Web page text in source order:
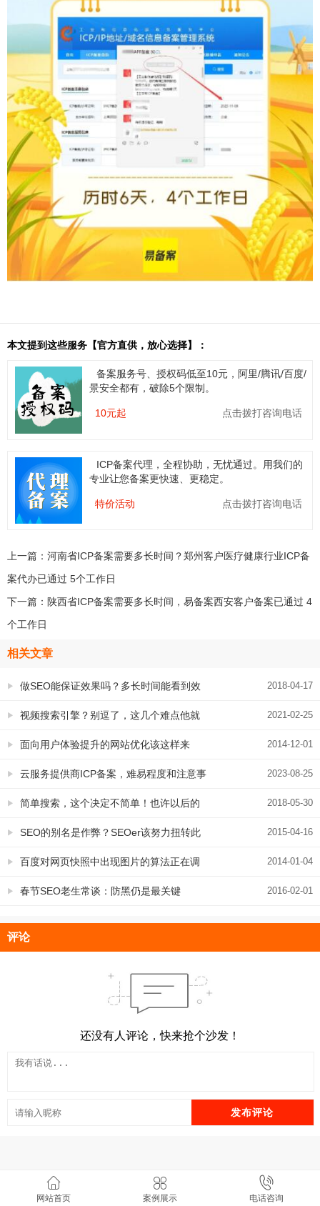
本文提到这些服务【官方直供，放心选择】：
备案服务号、授权码低至10元，阿里/腾讯/百度/
景安全都有，破除5个限制。
10元起 点击拨打咨询电话
ICP备案代理，全程协助，无忧通过。用我们的
专业让您备案更快速、更稳定。
特价活动 点击拨打咨询电话
上一篇： 河南省ICP备案需要多长时间？郑州客户医疗健康行业ICP备
案代办已通过 5个工作日
下一篇： 陕西省ICP备案需要多长时间，易备案西安客户备案已通过 4
个工作日
相关文章
2018-04-17
做SEO能保证效果吗？多长时间能看到效
果？ 2021-02-25
视频搜索引擎？别逗了，这几个难点他就
跨越不过去 2014-12-01
面向用户体验提升的网站优化该这样来
做！ 2023-08-25
云服务提供商ICP备案，难易程度和注意事
项对比 2018-05-30
简单搜索，这个决定不简单！也许以后的
SEO会越来越重要 2015-04-16
SEO的别名是作弊？SEOer该努力扭转此
观念了 2014-01-04
百度对网页快照中出现图片的算法正在调
优 2016-02-01
春节SEO老生常谈：防黑仍是最关键
评论
还没有人评论，快来抢个沙发！
发布评论
野狼SEO团队.郑州SEO 版权所有 v8.11.7
网站首页
案例展示 电话咨询